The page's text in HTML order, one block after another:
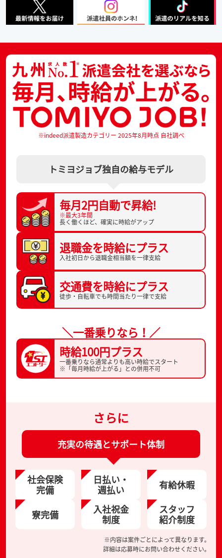
※indeed派遣製造カテゴリー 2025年8月時点 自社調べ
トミヨジョブ独自の給与モデル
毎月2円自動で昇給!
※最大3年間
長く働くほど、 確実に時給がアップ
退職金を時給にプラス
入社初日から退職金相当額を一律支給
交通費を時給にプラス
徒歩・自転車でも時間当たり一律で支給
＼一番乗りなら！／
時給100円プラス
一番乗りなら通常よりも高い時給でスタート
※「毎月時給が上がる」との併用不可
さらに
充実の待遇とサポート体制
社会保険
完備
日払い・
週払い 有給休暇
寮完備 入社祝金
制度
スタッフ
紹介制度
※内容は案件ごとによって異なります。
詳細は応募時にお問い合わせください。